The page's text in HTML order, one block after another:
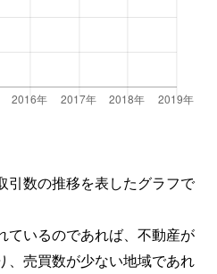
引数の推移を表したグラフで
ているのであれば、不動産が
、売買数が少ない地域であれ